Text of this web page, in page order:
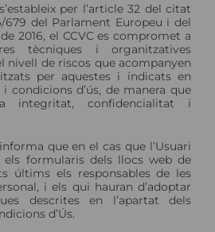
per l’article 32 del citat
679 del Parlament Europeu i del
2016, el CCVC es compromet a
tècniques i organitzatives
nivell de riscos que acompanyen
per aquestes i indicats en
condicions d’ús, de manera que
integritat, confidencialitat i
que en el cas que l’Usuari
els formularis dels llocs web de
últims els responsables de les
i els qui hauran d’adoptar
descrites en l’apartat dels
d’Ús.